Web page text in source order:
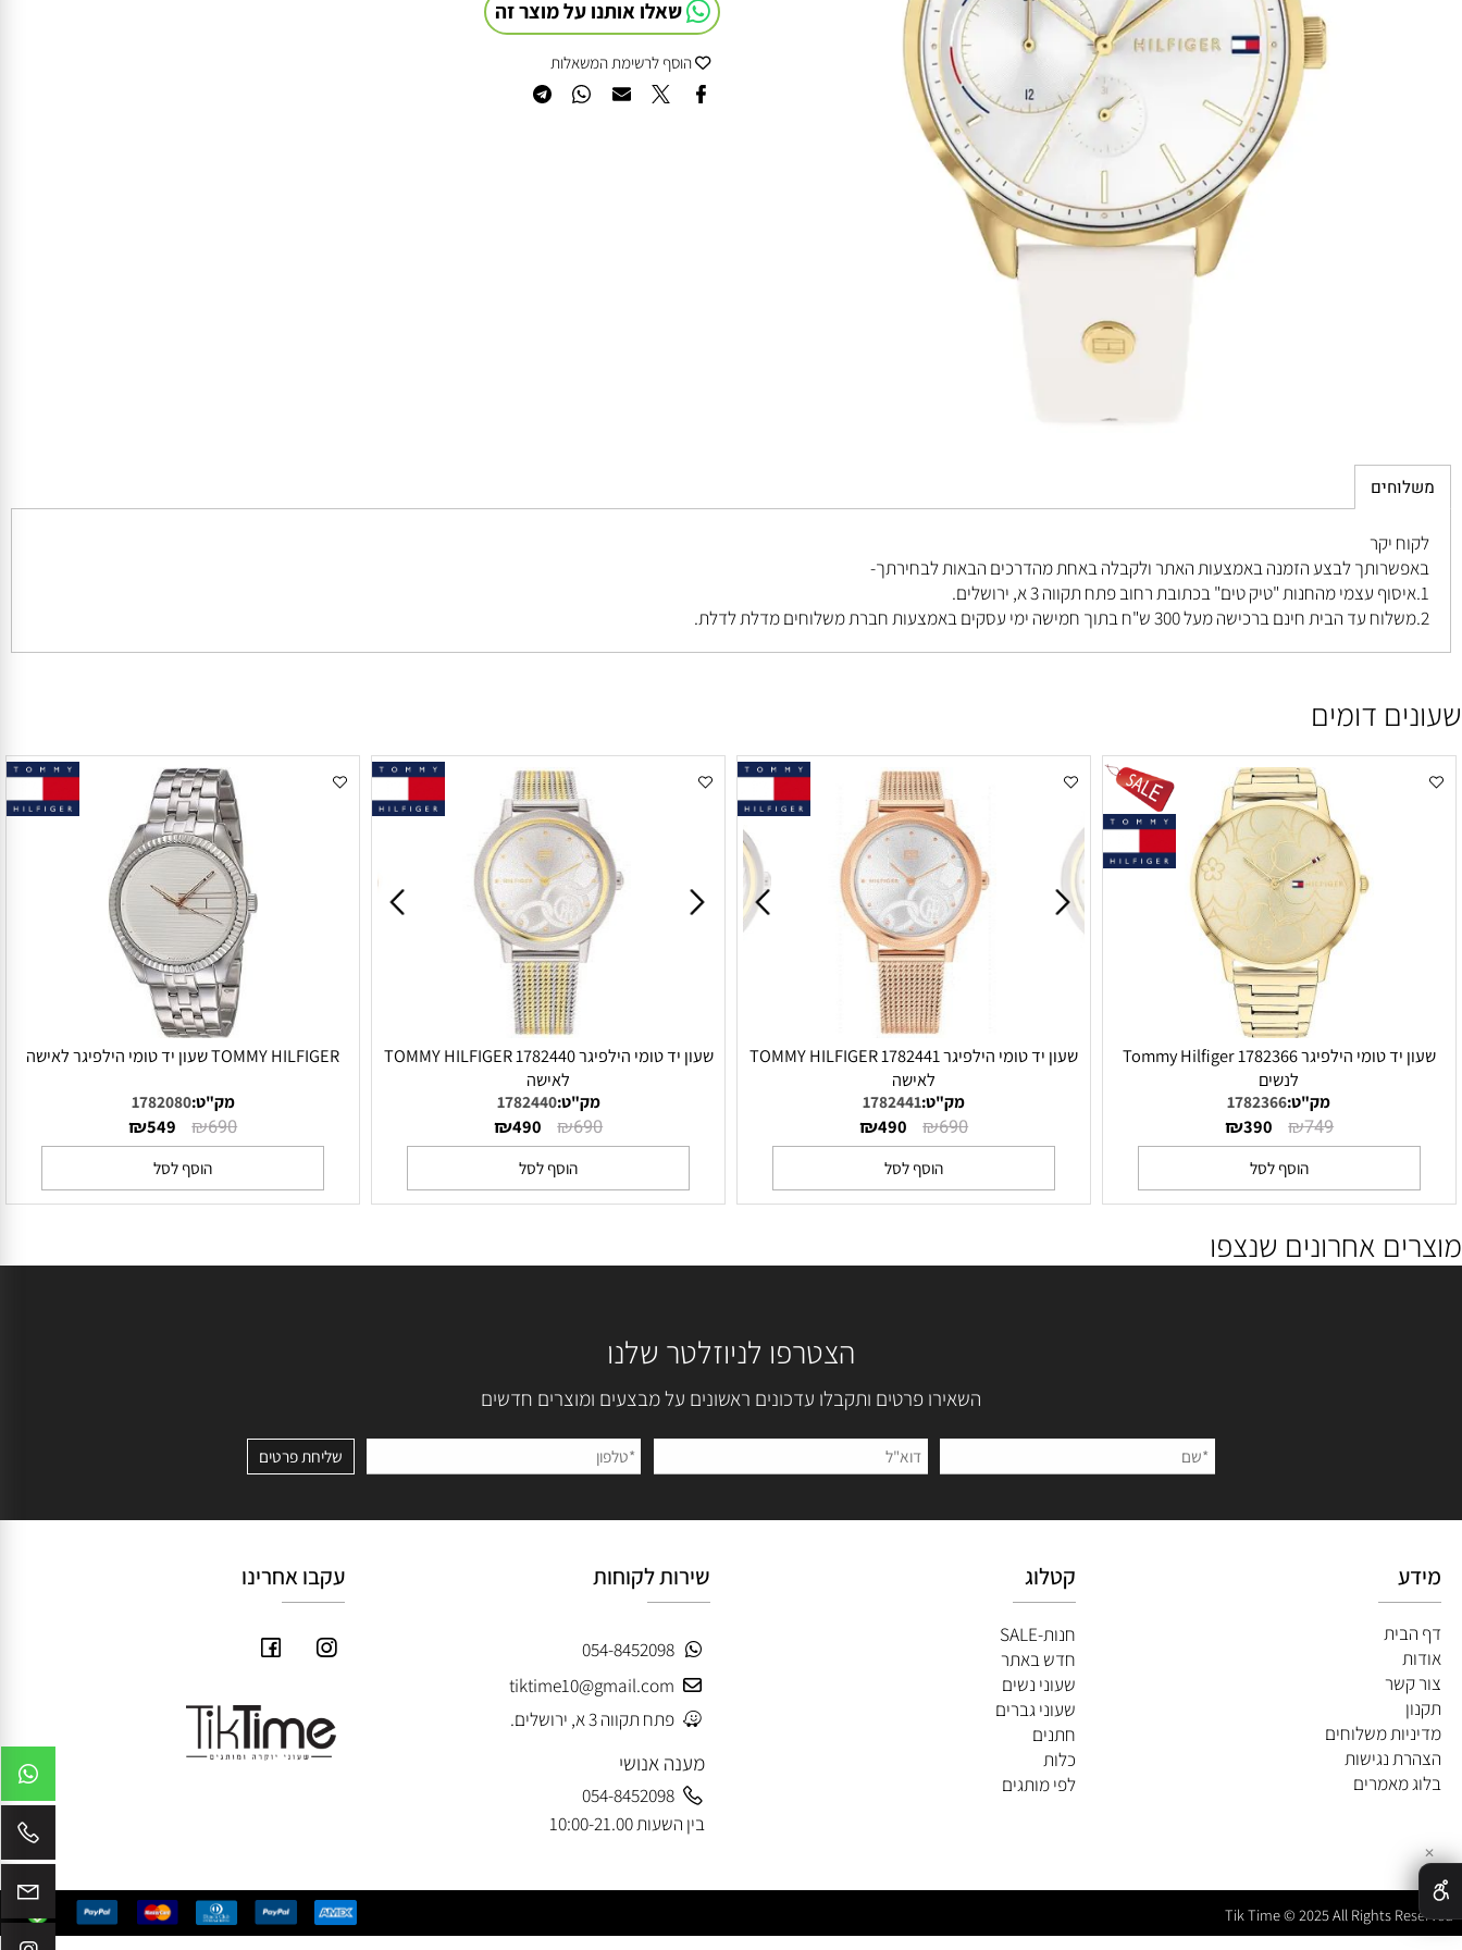
שאלו אותנו על מוצר זה
הוסף לרשימת המשאלות
לבצע הזמנה באמצעות האתר ולקבלה באחת מהדרכים הבאות לבחירתך-
פתח תקווה 3 א, ירושלים
דומים
שעון יד טומי הילפיגר 1782366 Tommy Hilfiger
לנשים
1782366
₪749
₪390
הוסף לסל
שעון יד טומי הילפיגר 1782441 TOMMY HILFIGER
לאישה
1782441
₪690
₪490
שעון יד טומי הילפיגר 1782440 TOMMY HILFIGER
לאישה
1782440
₪690
₪490
TOMMY HILFIGER שעון יד טומי הילפיגר לאישה
מק"ט:1782080
₪690
₪549
הצטרפו לניוזלטר שלנו
השאירו פרטים ותקבלו עדכונים ראשונים על מבצעים ומוצרים חדשים
קטלוג
חדש באתר
שעוני נשים
שעוני גברים
שירות לקוחות
054-8452098
tiktime10@gmail.com
פתח תקווה 3 א, ירושלים.
054-8452098
עקבו אחרינו